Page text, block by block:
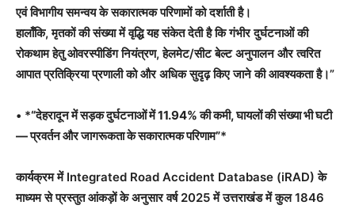
एवं विभागीय समन्वय के सकारात्मक परिणामों को दर्शाती है।
हालाँकि, मृतकों की संख्या में वृद्धि यह संकेत देती है कि गंभीर दुर्घटनाओं की
रोकथाम हेतु ओवरस्पीडिंग नियंत्रण, हेलमेट/सीट बेल्ट अनुपालन और त्वरित
आपात प्रतिक्रिया प्रणाली को और अधिक सुदृढ़ किए जाने की आवश्यकता है।”
• *“देहरादून में सड़क दुर्घटनाओं में 11.94% की कमी, घायलों की संख्या भी घटी
— प्रवर्तन और जागरूकता के सकारात्मक परिणाम”*
कार्यक्रम में Integrated Road Accident Database (iRAD) के
माध्यम से प्रस्तुत आंकड़ों के अनुसार वर्ष 2025 में उत्तराखंड में कुल 1846